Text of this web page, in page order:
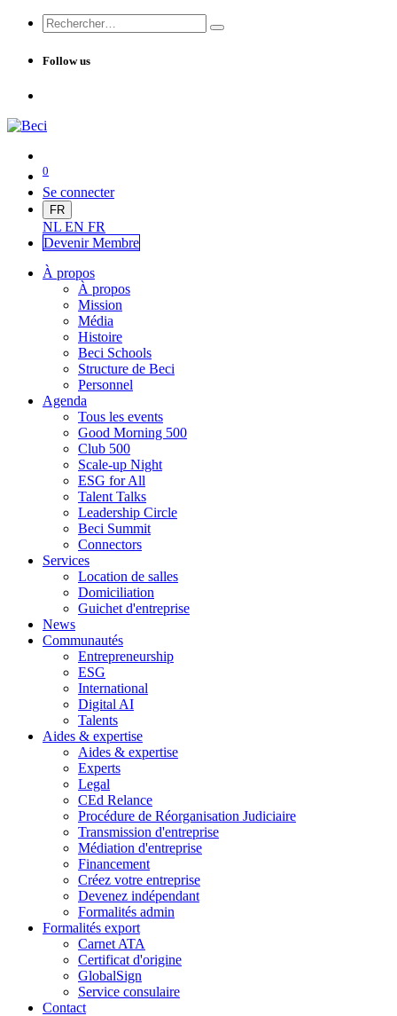
Follow us
0
Se connecter
FR
NL EN FR
Devenir Membre
À propos
À propos
Mission
Média
Histoire
Beci Schools
Structure de Beci
Personnel
Agenda
Tous les events
Good Morning 500
Club 500
Scale-up Night
ESG for All
Talent Talks
Leadership Circle
Beci Summit
Connectors
Services
Location de salles
Domiciliation
Guichet d'entreprise
News
Communautés
Entrepreneurship
ESG
International
Digital AI
Talents
Aides & expertise
Aides & expertise
Experts
Legal
CEd Relance
Procédure de Réorganisation Judiciaire
Transmission d'entreprise
Médiation d'entreprise
Financement
Créez votre entreprise
Devenez indépendant
Formalités admin
Formalités export
Carnet ATA
Certificat d'origine
GlobalSign
Service consulaire
Contact